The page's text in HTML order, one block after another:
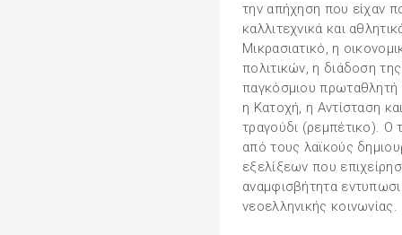
την απήχηση που είχαν
καλλιτεχνικά και
Μικρασιατικό, η
πολιτικών, η διάδοση
παγκόσμιου πρωταθλητή
η Κατοχή, η Αντίσταση
τραγούδι (ρεμπέτικο).
από τους λαϊκούς
εξελίξεων που
αναμφισβήτητα
νεοελληνικής κοινωνίας.